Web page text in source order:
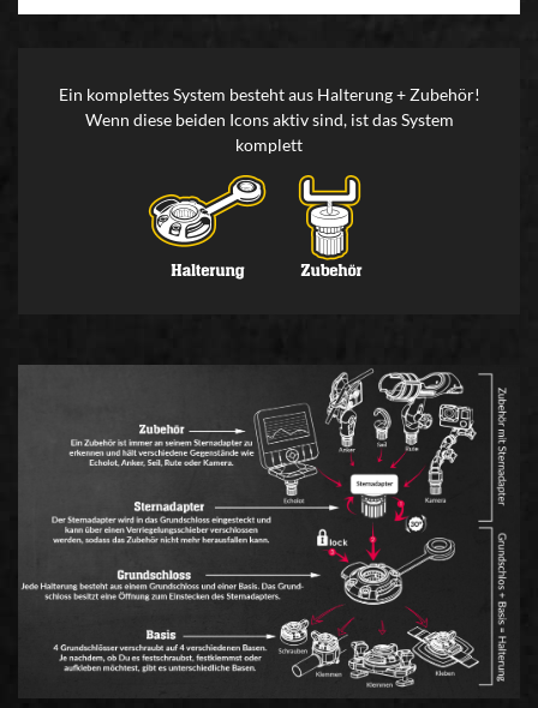
Ein komplettes System besteht aus Halterung + Zubehör!
Wenn diese beiden Icons aktiv sind, ist das System
komplett